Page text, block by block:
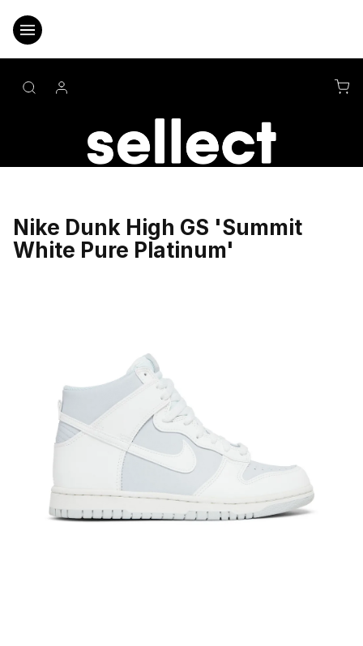
obsah
Nike Dunk High GS 'Summit
White Pure Platinum'